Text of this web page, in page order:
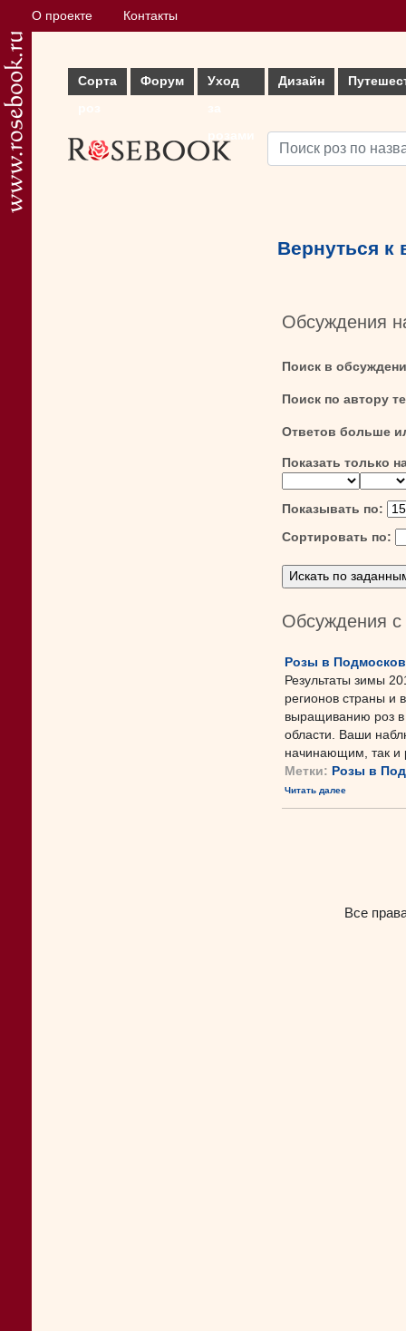
О проекте Контакты
Сорта
Форум
Уход
Дизайн
Вернуться к
Обсуждения
Поиск в
Поиск по автору
Ответов больше
Показать только
Показывать по:
Сортировать по:
Обсуждения
Розы в
Результаты зимы
регионов страны и
выращиванию роз в
области. Ваши
начинающим, так и
Метки: Розы в
Читать далее
Все